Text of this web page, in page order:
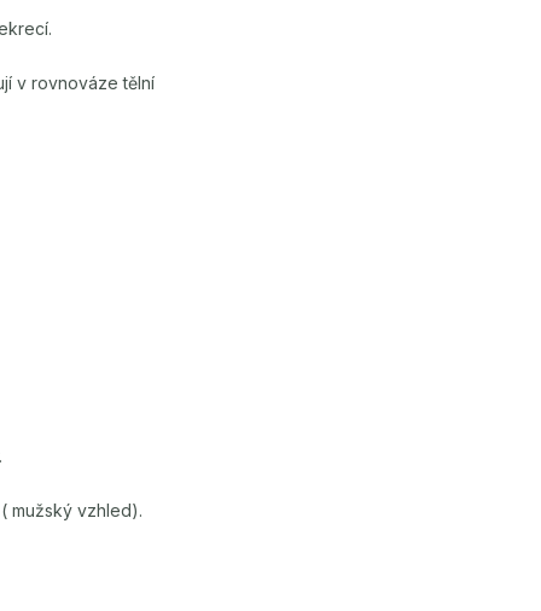
v rovnováze tělní
mužský vzhled).